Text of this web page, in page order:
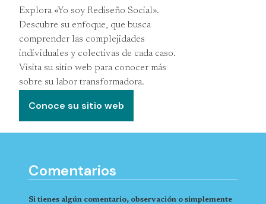
Explora «Yo soy Rediseño Social».
Descubre su enfoque, que busca
comprender las complejidades
individuales y colectivas de cada caso.
Visita su sitio web para conocer más
sobre su labor transformadora.
Conoce su sitio web
Comentarios
Si tienes algún comentario, observación o simplemente